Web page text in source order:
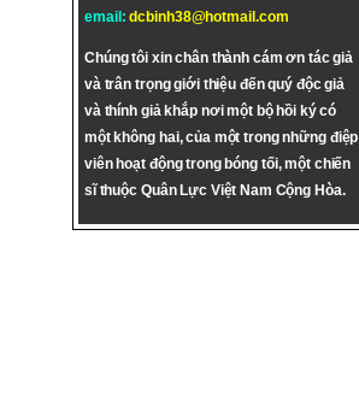
email:dcbinh38@hotmail.com
Chúng tôi xin chân thành cám ơn tác giả
và trân trọng giới thiệu đến quý độc giả
và thính giả khắp nơi một bộ hồi ký có
một không hai, của một trong những điệp
viên hoạt động trong bóng tối, một chiến
sĩ thuộc Quân Lực Việt Nam Cộng Hòa.